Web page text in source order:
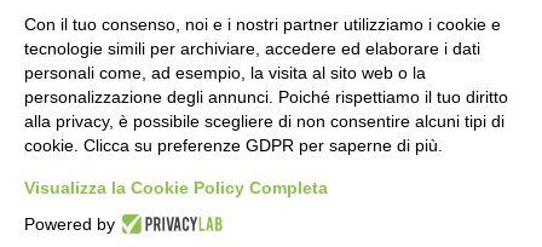
Madonna della Neve al Rifugio Ciao
Pais
15 ore fa
Pininfarina, Davide Loris Amantea è il
nuovo Chief Creative Officer
1 giorno fa
Cesana Torinese: il secondo weekend di
agosto apre il cuore dell’estate
Con il tuo consenso, noi e i nostri partner utilizziamo i cookie e
tecnologie simili per archiviare, accedere ed elaborare i dati
personali come, ad esempio, la visita al sito web o la
personalizzazione degli annunci. Poiché rispettiamo il tuo diritto
alla privacy, è possibile scegliere di non consentire alcuni tipi di
cookie. Clicca su preferenze GDPR per saperne di più.
Visualizza la Cookie Policy Completa
Powered by